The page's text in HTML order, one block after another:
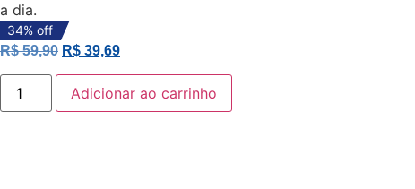
a dia.
34% off
R$59,90 R$ 39,69
Adicionar ao carrinho